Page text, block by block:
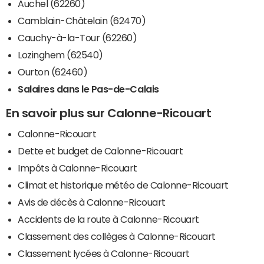
Auchel (62260)
Camblain-Châtelain (62470)
Cauchy-à-la-Tour (62260)
Lozinghem (62540)
Ourton (62460)
Salaires dans le Pas-de-Calais
En savoir plus sur Calonne-Ricouart
Calonne-Ricouart
Dette et budget de Calonne-Ricouart
Impôts à Calonne-Ricouart
Climat et historique météo de Calonne-Ricouart
Avis de décès à Calonne-Ricouart
Accidents de la route à Calonne-Ricouart
Classement des collèges à Calonne-Ricouart
Classement lycées à Calonne-Ricouart